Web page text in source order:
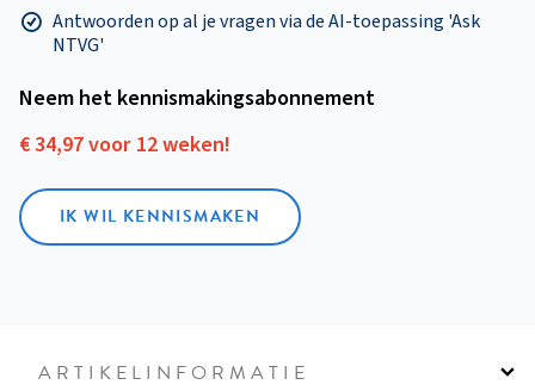
Antwoorden op al je vragen via de AI-toepassing 'Ask
NTVG'
Neem het kennismakings­abonnement
€ 34,97 voor 12 weken!
IK WIL KENNISMAKEN
ARTIKELINFORMATIE